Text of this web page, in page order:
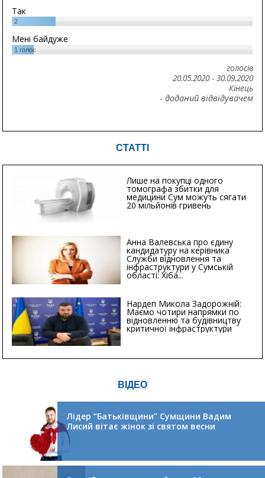
Так
2
Мені байдуже
1 голос
голосів
20.05.2020- 30.09.2020
Кінець
- доданий відвідувачем
СТАТТІ
Лише на покупці одного
томографа збитки для
медицини Сум можуть сягати
20 мільйонів гривень
Анна Валевська про єдину
кандидатуру на керівника
Служби відновлення та
інфраструктури у Сумській
області: Хіба...
Нардеп Микола Задорожній:
Маємо чотири напрямки по
відновленню та будівництву
критичної інфраструктури
ВІДЕО
Лідер “Батьківщини” Сумщини Вадим
Лисий вітає жінок зі святом весни